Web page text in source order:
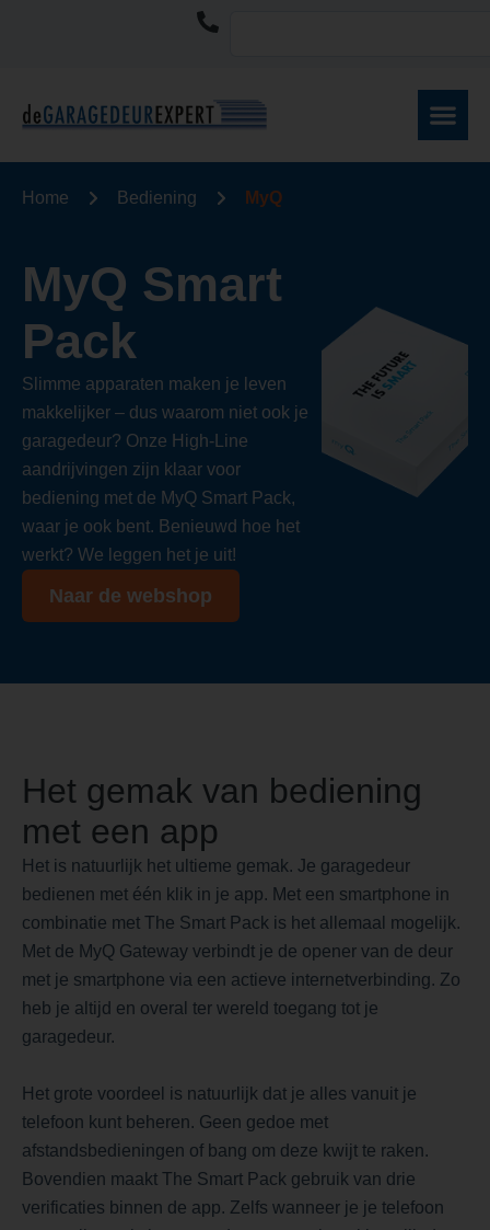
Home Bediening MyQ
MyQ Smart
Pack
Slimme apparaten maken je leven
makkelijker – dus waarom niet ook je
garagedeur? Onze High-Line
aandrijvingen zijn klaar voor
bediening met de MyQ Smart Pack,
waar je ook bent. Benieuwd hoe het
werkt? We leggen het je uit!
Naar de webshop
Het gemak van bediening
met een app
Het is natuurlijk het ultieme gemak. Je garagedeur
bedienen met één klik in je app. Met een smartphone in
combinatie met The Smart Pack is het allemaal mogelijk.
Met de MyQ Gateway verbindt je de opener van de deur
met je smartphone via een actieve internetverbinding. Zo
heb je altijd en overal ter wereld toegang tot je
garagedeur.
Het grote voordeel is natuurlijk dat je alles vanuit je
telefoon kunt beheren. Geen gedoe met
afstandsbedieningen of bang om deze kwijt te raken.
Bovendien maakt The Smart Pack gebruik van drie
verificaties binnen de app. Zelfs wanneer je je telefoon